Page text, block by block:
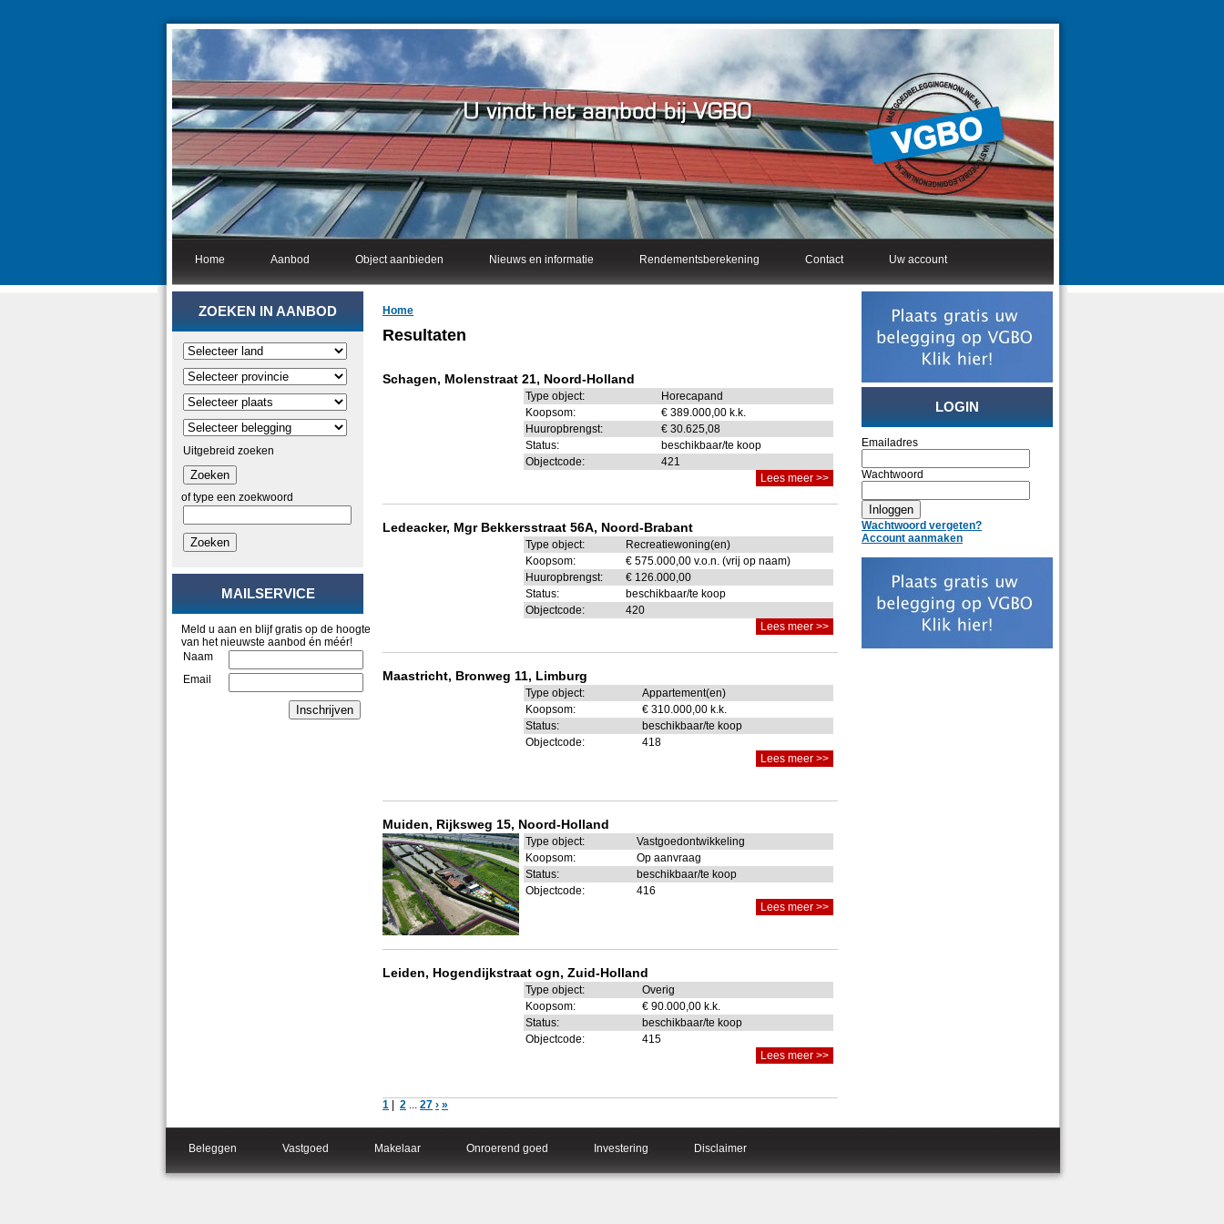
Home Aanbod Object aanbieden Nieuws en informatie Rendementsberekening Contact Uw account
ZOEKEN IN AANBOD
Uitgebreid zoeken
Zoeken
of type een zoekwoord
Zoeken
MAILSERVICE
Meld u aan en blijf gratis op de hoogte
van het nieuwste aanbod én méér!
Naam
Email
Inschrijven
Home
Resultaten
Schagen, Molenstraat 21, Noord-Holland
Type object:
Horecapand
Koopsom:
€ 389.000,00 k.k.
Huuropbrengst:
€ 30.625,08
Status:
beschikbaar/te koop
Objectcode:
421
Lees meer >>
Ledeacker, Mgr Bekkersstraat 56A, Noord-Brabant
Type object:
Recreatiewoning(en)
Koopsom:
€ 575.000,00 v.o.n. (vrij op naam)
Huuropbrengst:
€ 126.000,00
Status:
beschikbaar/te koop
Objectcode:
420
Lees meer >>
Maastricht, Bronweg 11, Limburg
Type object:
Appartement(en)
Koopsom:
€ 310.000,00 k.k.
Status:
beschikbaar/te koop
Objectcode:
418
Lees meer >>
Muiden, Rijksweg 15, Noord-Holland
Type object:
Vastgoedontwikkeling
Koopsom:
Op aanvraag
Status:
beschikbaar/te koop
Objectcode:
416
Lees meer >>
Leiden, Hogendijkstraat ogn, Zuid-Holland
Type object:
Overig
Koopsom:
€ 90.000,00 k.k.
Status:
beschikbaar/te koop
Objectcode:
415
Lees meer >>
1 2 ... 27 › »
LOGIN
Emailadres
Wachtwoord
Wachtwoord vergeten?
Account aanmaken
Beleggen Vastgoed Makelaar Onroerend goed Investering Disclaimer